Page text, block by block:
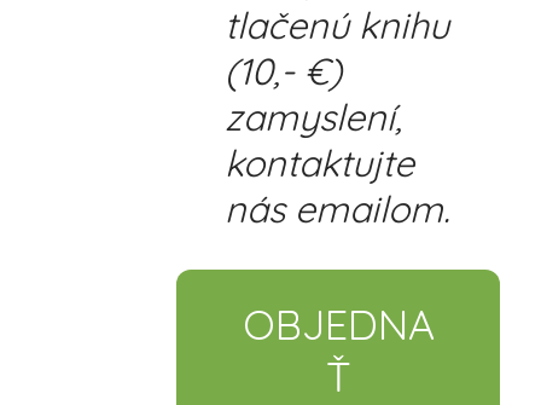
tlačenú knihu
(10,- €)
zamyslení,
kontaktujte
nás emailom.
OBJEDNA
Ť